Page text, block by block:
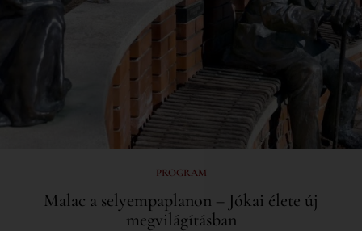
PROGRAM
Malac a selyempaplanon – Jókai élete új
megvilágításban